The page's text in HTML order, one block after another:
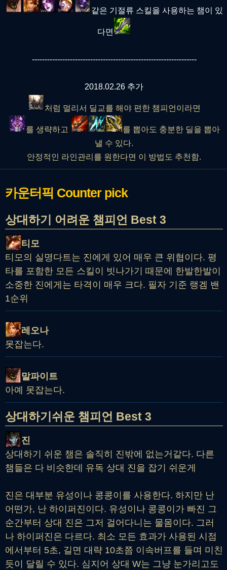
같은 기절류 스킬을 사용하는 챔이 있
다면
-----------------------------------------------------------------
2018.02.26 추가
처럼 멀리서 딜교를 해야 편한 챔피언이라면
를 생략하고
를 뽑아도 충분한 딜을 뽑아
낼 수 있다.
안정적인 라인관리를 원한다면 이 방법도 추천함.
카운터픽 Counter pick
상대하기 어려운 챔피언 Best 3
티모
티모의 실명다트는 진에게 있어 매우 큰 위협이다. 평
타를 포함한 모든 스킬이 빗나가기 때문에 한발한발이
소중한 진에게는 타격이 매우 크다. 필자 기준 랭겜 밴
1순위
레오나
못잡는다.
말파이트
아예 못잡는다.
상대하기쉬운 챔피언 Best 3
진
상대하기 쉬운 챔은 솔직히 진밖에 없는거같다. 다른
챔들은 다 비슷한데 유독 상대 진을 잡기 쉬운게
진은 대부분 유성이나 콩콩이를 사용한다. 하지만 난
어떤가, 난 하이퍼진이다. 유성이나 콩콩이가 빠진 그
순간부터 상대 진은 그저 걸어다니는 물몸이다. 그러
나 하이퍼진은 다르다. 최소 모든 효과가 사용된 시점
에서부터 5초, 길면 대략 10초쯤 이속버프를 들며 미친
듯이 달릴 수 있다. 심지어 상대 W는 그냥 눈가리고도